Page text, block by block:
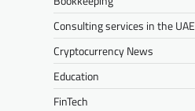
Consulting services in the UAE
Cryptocurrency News
Education
FinTech